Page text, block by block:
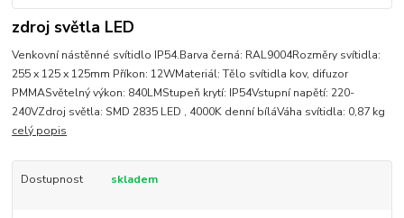
zdroj světla LED
Venkovní nástěnné svítidlo IP54.Barva černá: RAL9004Rozměry svítidla:
255 x 125 x 125mm Příkon: 12WMateriál: Tělo svítidla kov, difuzor
PMMASvětelný výkon: 840LMStupeň krytí: IP54Vstupní napětí: 220-
240VZdroj světla: SMD 2835 LED , 4000K denní bíláVáha svítidla: 0,87 kg
celý popis
Dostupnost skladem